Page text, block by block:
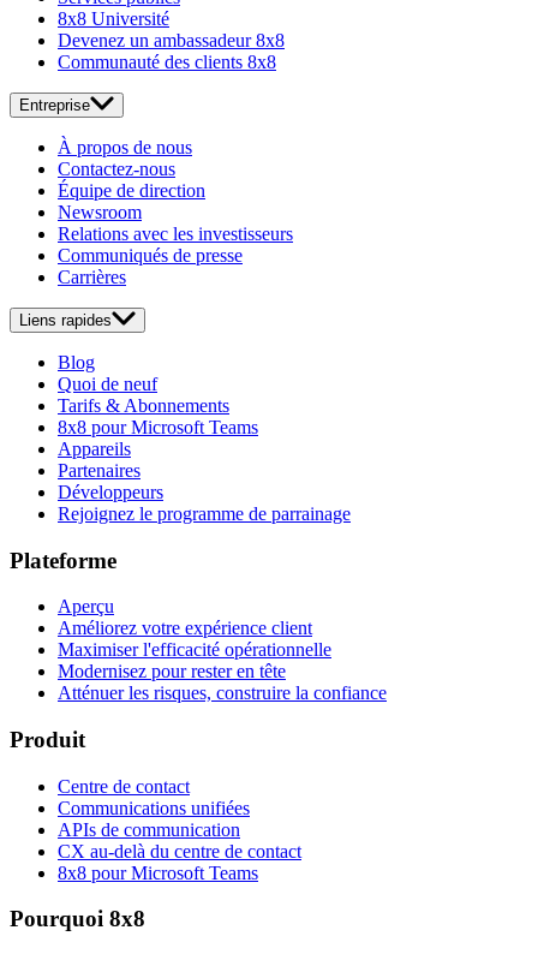
8x8 Université
Devenez un ambassadeur 8x8
Communauté des clients 8x8
Entreprise
À propos de nous
Contactez-nous
Équipe de direction
Newsroom
Relations avec les investisseurs
Communiqués de presse
Carrières
Liens rapides
Blog
Quoi de neuf
Tarifs & Abonnements
8x8 pour Microsoft Teams
Appareils
Partenaires
Développeurs
Rejoignez le programme de parrainage
Plateforme
Aperçu
Améliorez votre expérience client
Maximiser l'efficacité opérationnelle
Modernisez pour rester en tête
Atténuer les risques, construire la confiance
Produit
Centre de contact
Communications unifiées
APIs de communication
CX au-delà du centre de contact
8x8 pour Microsoft Teams
Pourquoi 8x8